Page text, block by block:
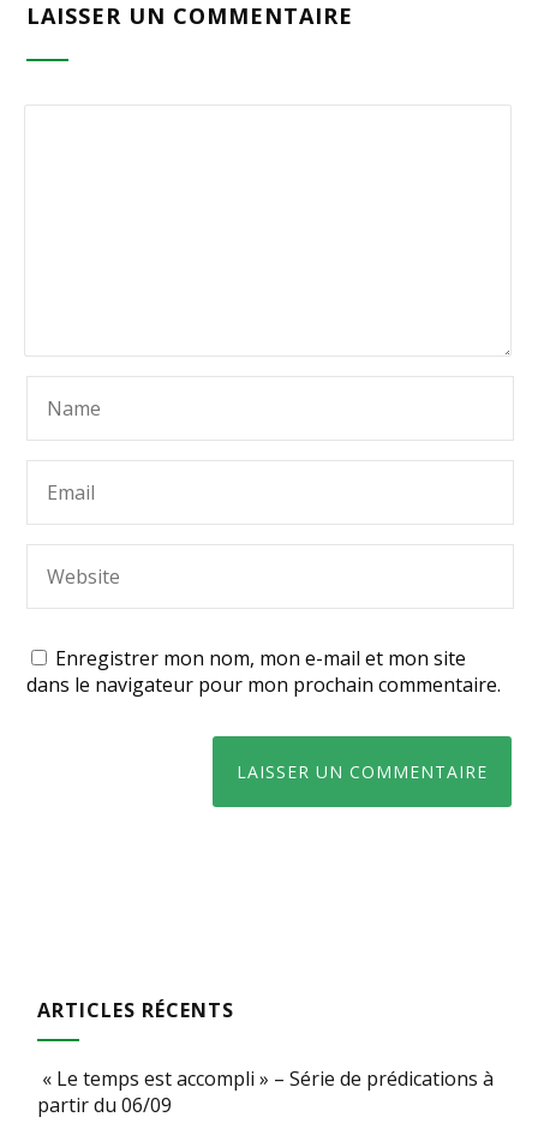
LAISSER UN COMMENTAIRE
Enregistrer mon nom, mon e-mail et mon site
dans le navigateur pour mon prochain commentaire.
ARTICLES RÉCENTS
« Le temps est accompli » – Série de prédications à
partir du 06/09